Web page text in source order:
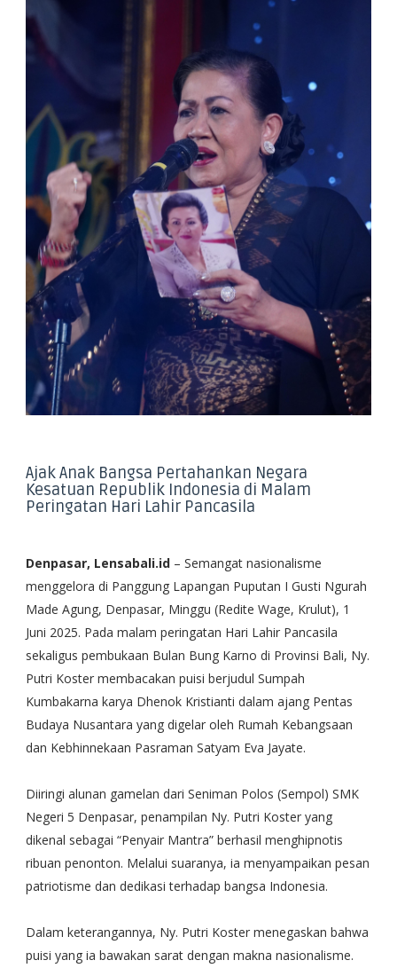
Ajak Anak Bangsa Pertahankan Negara
Kesatuan Republik Indonesia di Malam
Peringatan Hari Lahir Pancasila
Denpasar, Lensabali.id – Semangat nasionalisme
menggelora di Panggung Lapangan Puputan I Gusti Ngurah
Made Agung, Denpasar, Minggu (Redite Wage, Krulut), 1
Juni 2025. Pada malam peringatan Hari Lahir Pancasila
sekaligus pembukaan Bulan Bung Karno di Provinsi Bali, Ny.
Putri Koster membacakan puisi berjudul Sumpah
Kumbakarna karya Dhenok Kristianti dalam ajang Pentas
Budaya Nusantara yang digelar oleh Rumah Kebangsaan
dan Kebhinnekaan Pasraman Satyam Eva Jayate.
Diiringi alunan gamelan dari Seniman Polos (Sempol) SMK
Negeri 5 Denpasar, penampilan Ny. Putri Koster yang
dikenal sebagai “Penyair Mantra” berhasil menghipnotis
ribuan penonton. Melalui suaranya, ia menyampaikan pesan
patriotisme dan dedikasi terhadap bangsa Indonesia.
Dalam keterangannya, Ny. Putri Koster menegaskan bahwa
puisi yang ia bawakan sarat dengan makna nasionalisme.